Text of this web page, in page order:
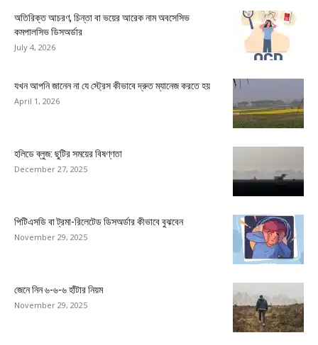
অতিরিক্ত আচরণ, চিন্তা বা ভয়ের আরেক নাম অবসেসিভ
কমপালসিভ ডিসঅর্ডার
July 4, 2026
যখন আপনি জানেন না যে স্ট্রেস কীভাবে দ্রুত ম্যানেজ করতে হয়
April 1, 2026
হলিডে ব্লুজ: ছুটির সময়ের বিষণ্ণতা
December 27, 2025
পিটিএসডি বা ট্রমা-রিলেটেড ডিসঅর্ডার কীভাবে বুঝবেন
November 29, 2025
জেনে নিন ৬-৬-৬ হাঁটার নিয়ম
November 29, 2025